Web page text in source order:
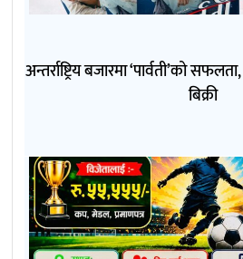
अन्तर्राष्ट्रिय बजारमा ‘पार्वती’को
बिक्री